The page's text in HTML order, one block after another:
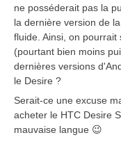
ne posséderait pas la
la dernière version de
fluide. Ainsi, on
(pourtant bien moins
dernières versions
le Desire ?
Serait-ce une excuse
acheter le HTC Desire
mauvaise langue 😉